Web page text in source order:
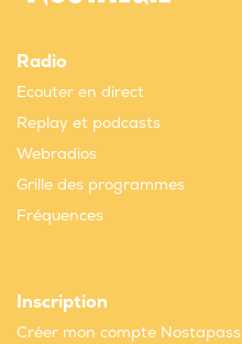
Radio
Ecouter en direct
Replay et podcasts
Webradios
Grille des programmes
Fréquences
Inscription
Créer mon compte Nostapass